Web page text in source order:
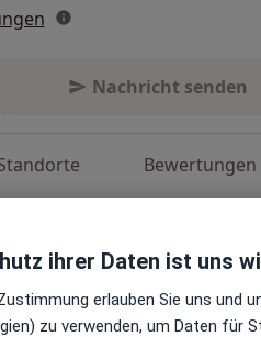
Nachricht senden
Bewertungen
ihrer Daten ist uns
erlauben Sie uns und
zu verwenden, um Daten für